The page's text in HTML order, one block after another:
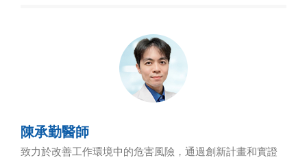
陳承勤醫師
致力於改善工作環境中的危害風險，通過創新計畫和實證